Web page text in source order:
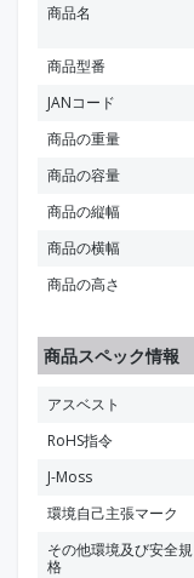
商品名
商品型番
JANコード
商品の重量
商品の容量
商品の縦幅
商品の横幅
商品の高さ
商品スペック情報
アスベスト
RoHS指令
J-Moss
環境自己主張マーク
その他環境及び安全規
格